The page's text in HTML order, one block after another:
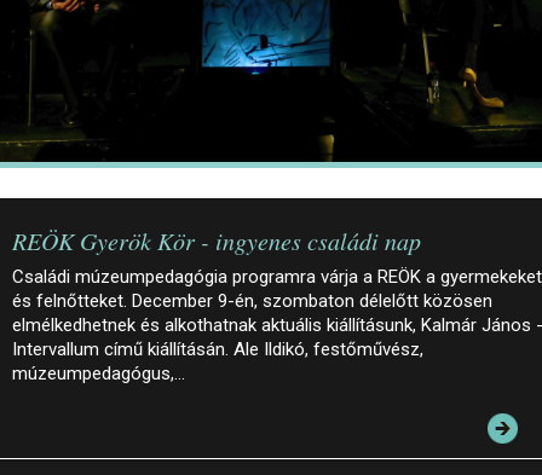
REÖK Gyerök Kör - ingyenes családi nap
Családi múzeumpedagógia programra várja a REÖK a gyermekeket
és felnőtteket. December 9-én, szombaton délelőtt közösen
elmélkedhetnek és alkothatnak aktuális kiállításunk, Kalmár János -
Intervallum című kiállításán. Ale Ildikó, festőművész,
múzeumpedagógus,…